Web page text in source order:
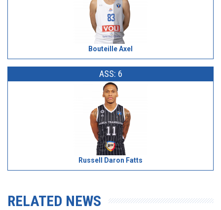
Bouteille Axel
ASS: 6
Russell Daron Fatts
RELATED NEWS